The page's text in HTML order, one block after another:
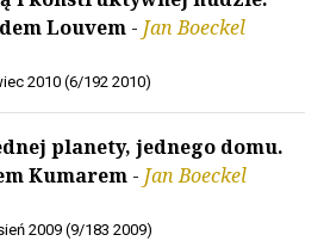
Louvem - Jan Boeckel
2010 (6/192 2010)
planety, jednego domu.
Kumarem - Jan Boeckel
2009 (9/183 2009)